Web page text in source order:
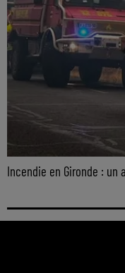
Incendie en Gironde :